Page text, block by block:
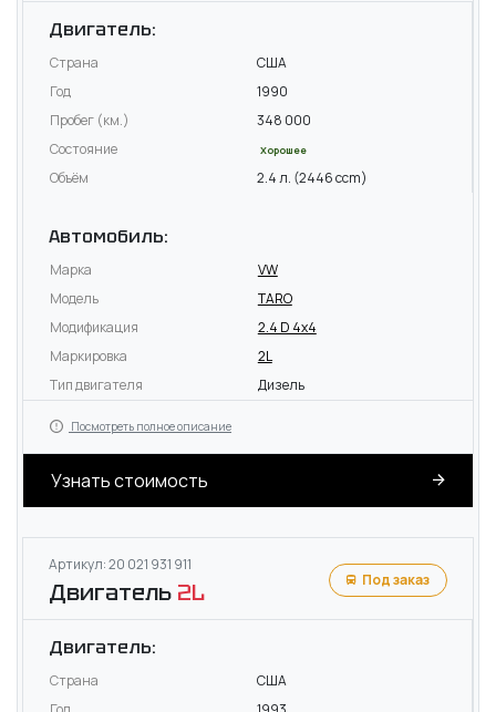
Двигатель:
Страна
США
Год
1990
Пробег (км.)
348 000
Состояние
Хорошее
Объём 2.4 л. (2446 ccm)
Автомобиль:
Марка
VW
Модель
TARO
Модификация
2.4 D 4x4
Маркировка
2L
Тип двигателя
Дизель
Посмотреть полное описание
Узнать стоимость
Артикул: 20 021 931 911
Двигатель 2L Под заказ
Двигатель:
Страна
США